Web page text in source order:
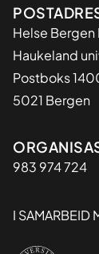
Adresse
Helse Bergen
Haukeland
Postboks
5021 Bergen
983 974 724
I SAMARBEID